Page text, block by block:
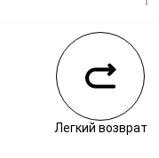
Легкий возврат